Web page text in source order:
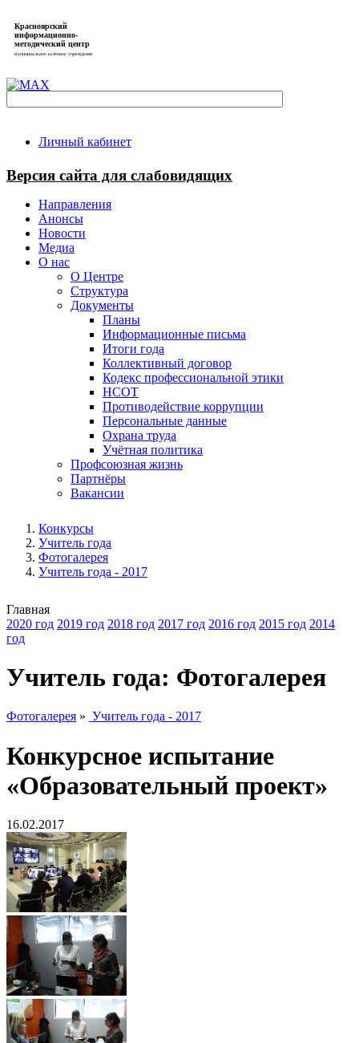
Красноярский
информационно-
методический центр
муниципальное казённое учреждение
Личный кабинет
Версия сайта для слабовидящих
Направления
Анонсы
Новости
Медиа
О нас
О Центре
Структура
Документы
Планы
Информационные письма
Итоги года
Коллективный договор
Кодекс профессиональной этики
НСОТ
Противодействие коррупции
Персональные данные
Охрана труда
Учётная политика
Профсоюзная жизнь
Партнёры
Вакансии
Конкурсы
Учитель года
Фотогалерея
Учитель года - 2017
Главная
2020 год 2019 год 2018 год 2017 год 2016 год 2015 год 2014
год
Учитель года: Фотогалерея
Фотогалерея » Учитель года - 2017
Конкурсное испытание
«Образовательный проект»
16.02.2017